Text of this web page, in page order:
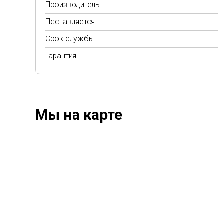
Производитель
Поставляется
Срок службы
Гарантия
Мы на карте